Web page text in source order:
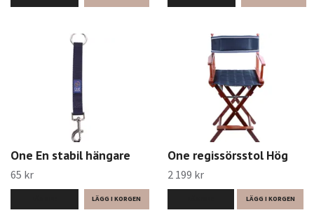
One En stabil hängare
65 kr
One regissörsstol Hög
2 199 kr
LÄGG I KORGEN